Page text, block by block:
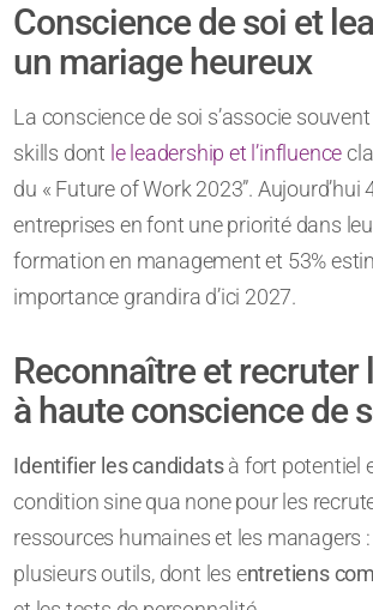
Conscience de soi et
un mariage heureux
La conscience de soi s’associe
skills dont le leadership et l’influence
du « Future of Work 2023”. Aujourd’hui
entreprises en font une priorité dans
formation en management et 53%
importance grandira d’ici 2027.
Reconnaître et recruter
à haute conscience de
Identifier les candidatsà fort potentiel
condition sine qua none pour les
ressources humaines et les managers
plusieurs outils, dont les entretiens